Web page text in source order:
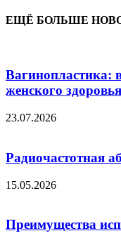
ЕЩЁ БОЛЬШЕ
Вагинопластика:
женского здоровья
23.07.2026
Радиочастотная
15.05.2026
Преимущества